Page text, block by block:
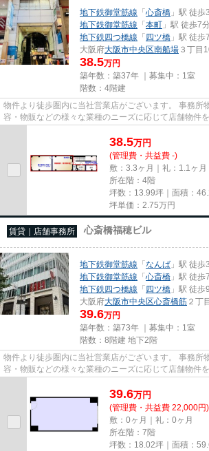
地下鉄御堂筋線 「心斎橋 」駅 徒歩
地下鉄御堂筋線 「本町 」駅 徒歩7
地下鉄四つ橋線 「四ツ橋 」駅 徒歩
大阪府大阪市中央区南船場 ３丁目
38.5万円
築年数：築37年 ｜募集中： 1室
階数：4階建
物件より徒歩圏内に当社営業店がございます。 事務所
容・物販などの様々な業種のニーズに応じて店舗物件
尚、弊社ではおとり広告は一切...
38.5万円
(管理費・共益費 -)
敷：3.3ヶ月｜礼：1.1ヶ月
所在階：4階
坪数：13.99坪｜面積：
坪単価： 2.75万円
賃貸｜店舗事務所 心斎橋福穂ビル
地下鉄御堂筋線 「なんば 」駅 徒歩
地下鉄御堂筋線 「心斎橋 」駅 徒歩
地下鉄四つ橋線 「四ツ橋 」駅 徒歩
大阪府大阪市中央区心斎橋筋 ２丁
39.6万円
築年数：築73年 ｜募集中： 1室
階数：8階建 地下2階
物件より徒歩圏内に当社営業店がございます。 事務所
容・物販などの様々な業種のニーズに応じて店舗物件
尚、弊社ではおとり広告は一切...
39.6万円
(管理費・共益費 22,000円)
敷：0ヶ月｜礼：0ヶ月
所在階：7階
坪数：18.02坪｜面積：